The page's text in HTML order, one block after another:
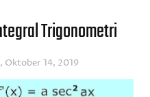
Trigonometri
Oktober 14, 2019